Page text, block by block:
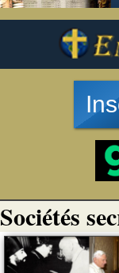
Sociétés